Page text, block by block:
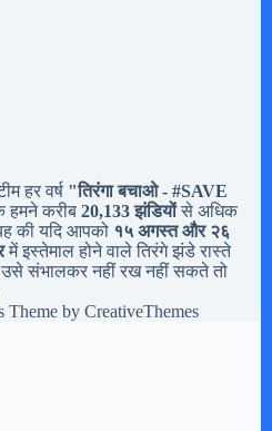
हर वर्ष "तिरंगा बचाओ - #SAVE
हमने करीब 20,133 झंडियोंसे अधिक
की यदि आपको १५ अगस्त और २६
में इस्तेमाल होने वाले तिरंगे झंडे रास्ते
उसे संभालकर नहीं रख नहीं सकते तो
Theme by CreativeThemes